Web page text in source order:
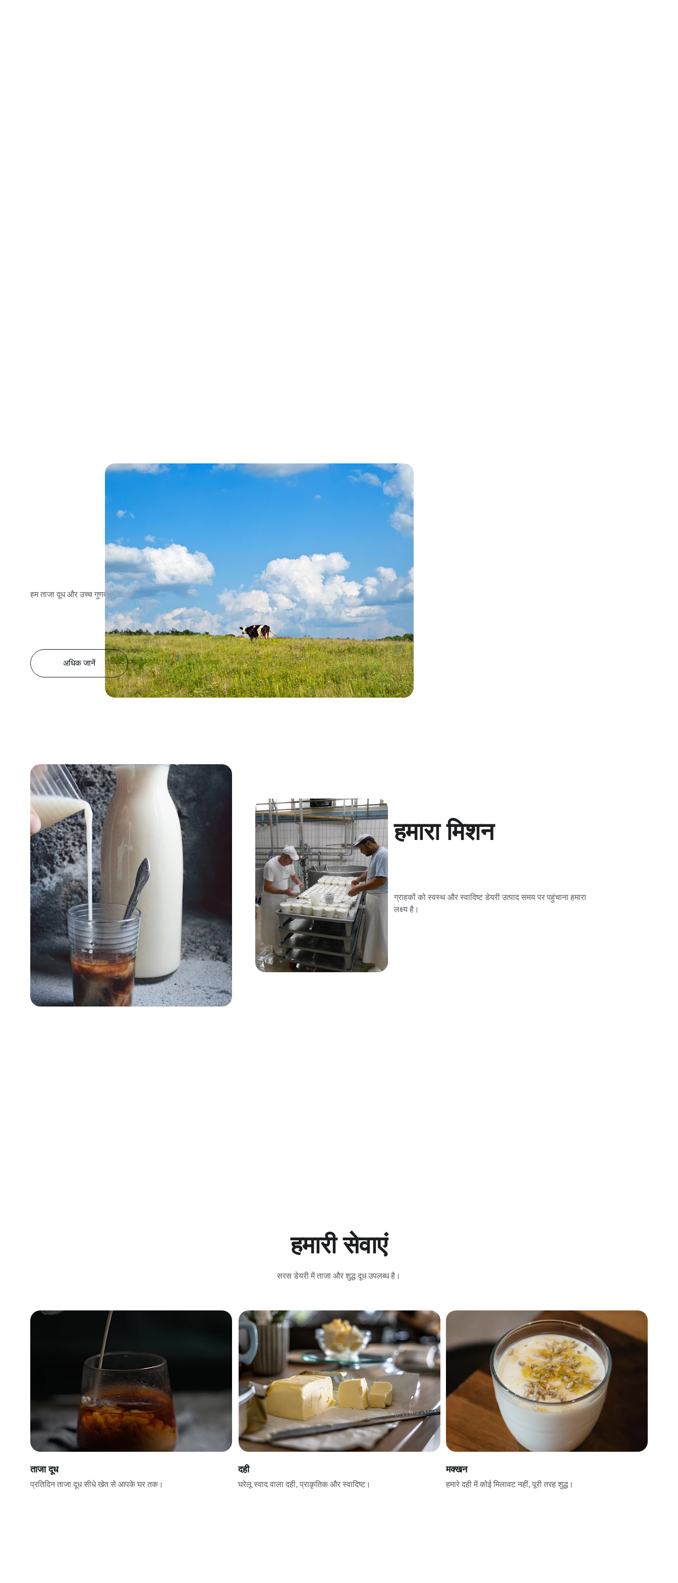
हम ताजा दूध और उच्च गुणवत्ता वाले डेयरी उत्पाद प्रदान करते हैं।
अधिक जानें
हमारा मिशन
ग्राहकों को स्वस्थ और स्वादिष्ट डेयरी उत्पाद समय पर पहुंचाना हमारा
लक्ष्य है।
हमारी सेवाएं
सरस डेयरी में ताजा और शुद्ध दूध उपलब्ध है।
ताजा दूध
प्रतिदिन ताजा दूध सीधे खेत से आपके घर तक।
दही
घरेलू स्वाद वाला दही, प्राकृतिक और स्वादिष्ट। हमारे दही में कोई मिलावट नहीं, पूरी तरह शुद्ध।
मक्खन